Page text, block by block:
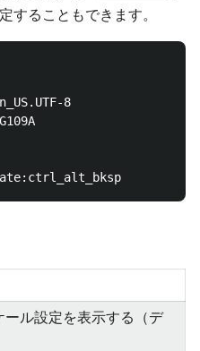
することもできます。
8
ール設定を表示する（デ